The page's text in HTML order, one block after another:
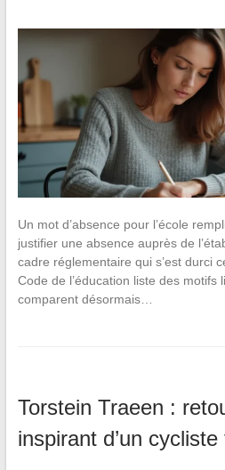
Un mot d’absence pour l’école
justifier une absence auprès de
cadre réglementaire qui s’est durci
Code de l’éducation liste des motifs
comparent désormais…
Torstein Traeen :
inspirant d’un